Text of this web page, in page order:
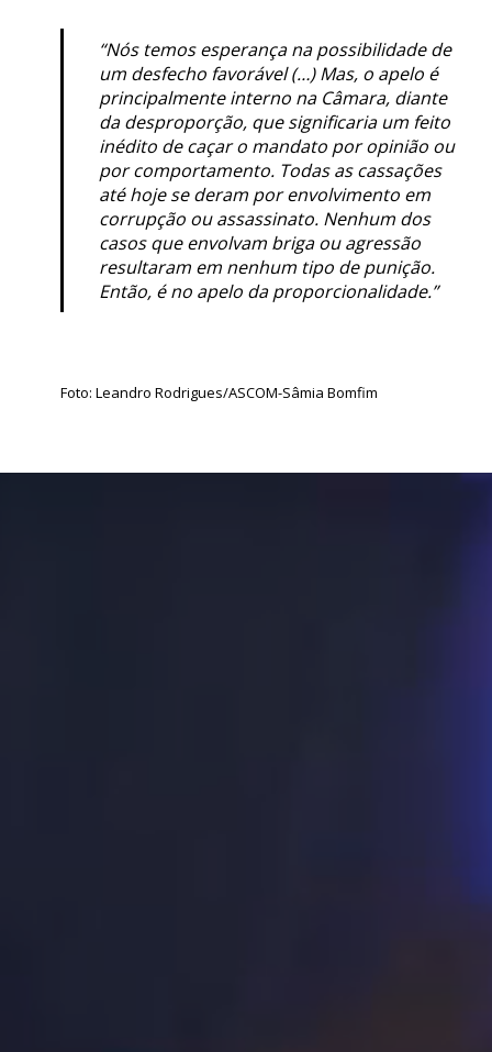
“Nós temos esperança na possibilidade de
um desfecho favorável (…) Mas, o apelo é
principalmente interno na Câmara, diante
da desproporção, que significaria um feito
inédito de caçar o mandato por opinião ou
por comportamento. Todas as cassações
até hoje se deram por envolvimento em
corrupção ou assassinato. Nenhum dos
casos que envolvam briga ou agressão
resultaram em nenhum tipo de punição.
Então, é no apelo da proporcionalidade.”
Foto: Leandro Rodrigues/ASCOM-Sâmia Bomfim